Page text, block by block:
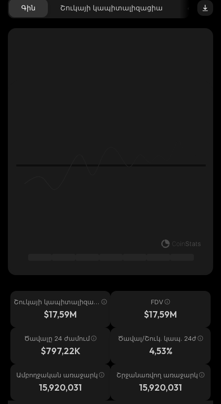
Գին Շուկայի կապիտալիզացիա
Շուկայի կապիտալիզաց
$17,59M
FDV
$17,59M
Ծավալը 24 ժամում
$797,22K
Ծավալ/Շուկ. կապ. 24ժ
4,53%
Ամբողջական առաջարկ
15,920,031
Շրջանառվող առաջարկ
15,920,031